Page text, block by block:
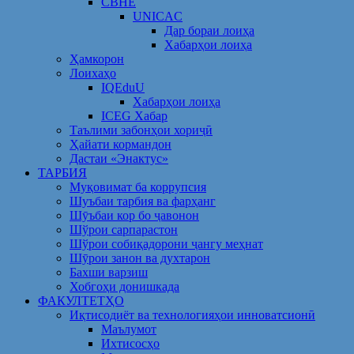
UNICAC
Дар бораи лоиҳа
Хабарҳои лоиҳа
Ҳамкорон
Лоихаҳо
IQEduU
Хабарҳои лоиҳа
ICEG Хабар
Таълими забонҳои хориҷӣ
Ҳайати кормандон
Дастаи «Энактус»
ТАРБИЯ
Муқовимат ба коррупсия
Шуъбаи тарбия ва фарҳанг
Шӯъбаи кор бо ҷавонон
Шўрои сарпарастон
Шўрои собиқадорони ҷангу меҳнат
Шӯрои занон ва духтарон
Бахши варзиш
Хобгоҳи донишкада
ФАКУЛТЕТҲО
Иқтисодиёт ва технологияҳои инноватсионӣ
Маълумот
Ихтисосҳо